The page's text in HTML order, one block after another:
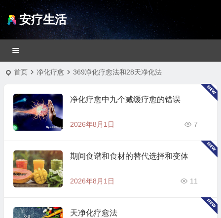
安疗生活
首页 净化疗愈 369净化疗愈法和28天净化法
净化疗愈中九个减缓疗愈的错误
2026年8月1日 7
期间食谱和食材的替代选择和变体
2026年8月1日 11
天净化疗愈法